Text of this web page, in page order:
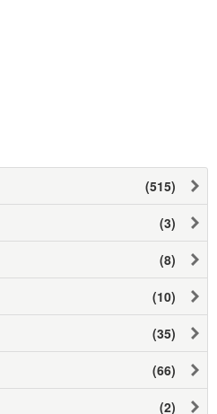
(515)
(3)
(8)
(10)
(35)
(66)
(2)